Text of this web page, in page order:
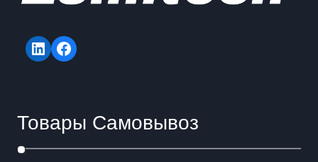
LinkedInFacebook
Товары Самовывоз